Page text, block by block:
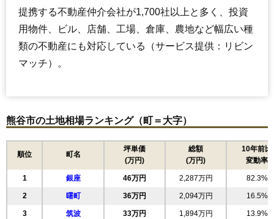
提携する不動産仲介会社が1,700社以上と多く、投資
用物件、ビル、店舗、工場、倉庫、農地など幅広い種
類の不動産にも対応している（サービス提供：リビン
マッチ）。
熊谷市の土地相場ランキング（町＝大字）
順位 町名
坪単価
(万円)
総額
(万円)
10年前比
変動率
1 銀座 46万円 2,287万円 82.3%
2 曙町 36万円 2,094万円 16.5%
3 筑波 33万円 1,894万円 13.9%